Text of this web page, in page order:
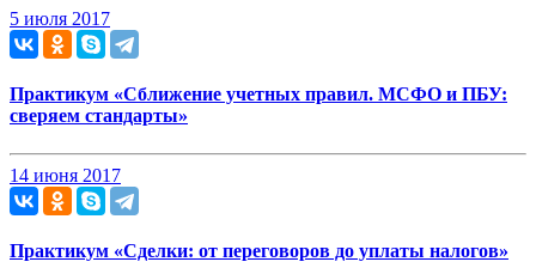
5 июля 2017
Практикум «Сближение учетных правил. МСФО и ПБУ:
сверяем стандарты»
14 июня 2017
Практикум «Сделки: от переговоров до уплаты налогов»